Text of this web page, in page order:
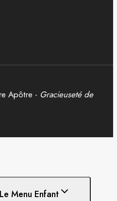
Apôtre - Gracieuseté de
Menu Enfant